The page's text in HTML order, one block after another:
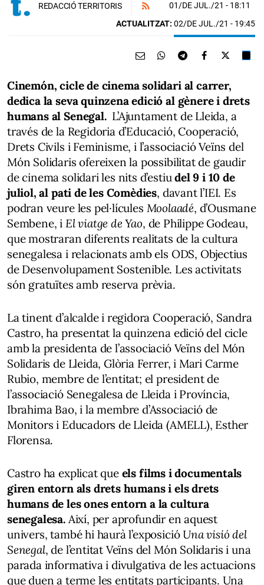
REDACCIÓ TERRITORIS 01/DE JUL./21 - 18:11
ACTUALITZAT: 02/DE JUL./21 - 19:45
Cinemón, cicle de cinema solidari al carrer,
dedica la seva quinzena edició al gènere i drets
humans al Senegal. L’Ajuntament de Lleida, a
través de la Regidoria d’Educació, Cooperació,
Drets Civils i Feminisme, i l’associació Veïns del
Món Solidaris ofereixen la possibilitat de gaudir
de cinema solidari les nits d’estiu del 9 i 10 de
juliol, al pati de les Comèdies, davant l’IEI. Es
podran veure les pel·lícules Moolaadé, d’Ousmane
Sembene, i El viatge de Yao, de Philippe Godeau,
que mostraran diferents realitats de la cultura
senegalesa i relacionats amb els ODS, Objectius
de Desenvolupament Sostenible. Les activitats
són gratuïtes amb reserva prèvia.
La tinent d’alcalde i regidora Cooperació, Sandra
Castro, ha presentat la quinzena edició del cicle
amb la presidenta de l’associació Veïns del Món
Solidaris de Lleida, Glòria Ferrer, i Mari Carme
Rubio, membre de l’entitat; el president de
l’associació Senegalesa de Lleida i Província,
Ibrahima Bao, i la membre d’Associació de
Monitors i Educadors de Lleida (AMELL), Esther
Florensa.
Castro ha explicat que els films i documentals
giren entorn als drets humans i els drets
humans de les ones entorn a la cultura
senegalesa.Així, per aprofundir en aquest
univers, també hi haurà l’exposició Una visió del
Senegal, de l’entitat Veïns del Món Solidaris i una
parada informativa i divulgativa de les actuacions
que duen a terme les entitats participants. Una